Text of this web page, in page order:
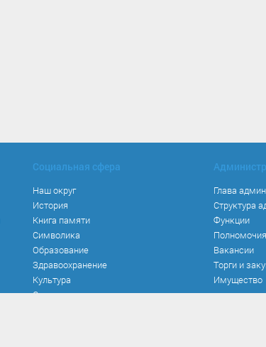
Социальная сфера
Наш округ
История
Книга памяти
Символика
Образование
Здравоохранение
Культура
Спорт
Глава
Структура
Функции
Полномочия
Вакансии
Торги и
Имущество